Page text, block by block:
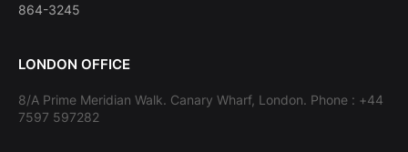
864-3245
LONDON OFFICE
8/A Prime Meridian Walk. Canary Wharf, London. Phone : +44
7597 597282